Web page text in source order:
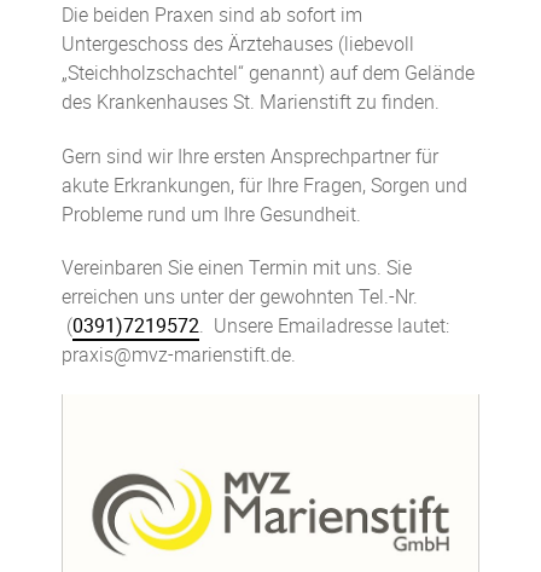
Die beiden Praxen sind ab sofort im
Untergeschoss desÄrztehauses(liebevoll
„Steichholzschachtel“ genannt) auf dem Gelände
des Krankenhauses St. Marienstift zu finden.
Gern sind wir Ihre ersten Ansprechpartner für
akute Erkrankungen, für Ihre Fragen, Sorgen und
Probleme rund um Ihre Gesundheit.
Vereinbaren Sie einen Termin mit uns. Sie
erreichen uns unter der gewohnten Tel.-Nr.
(0391)7219572. Unsere Emailadresse lautet:
praxis@mvz-marienstift.de.